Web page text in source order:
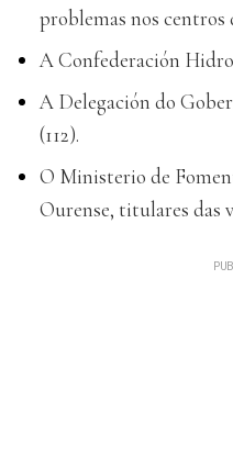
problemas nos centros
A Confederación
A Delegación do
(112).
O Ministerio de
Ourense, titulares das